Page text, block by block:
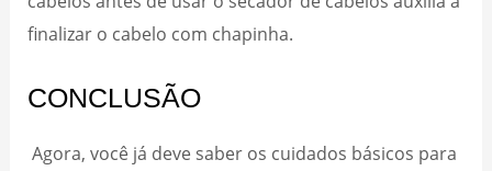
finalizar o cabelo com chapinha.
CONCLUSÃO
Agora, você já deve saber os cuidados básicos para